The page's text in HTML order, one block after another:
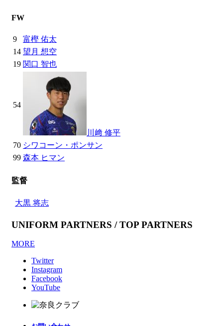
FW
9
富樫 佑太
14 望月 想空
19 関口 智也
54
川﨑 修平
70 シワコーン・ポンサン
99 森本 ヒマン
監督
大黒 将志
UNIFORM PARTNERS / TOP PARTNERS
MORE
Twitter
Instagram
Facebook
YouTube